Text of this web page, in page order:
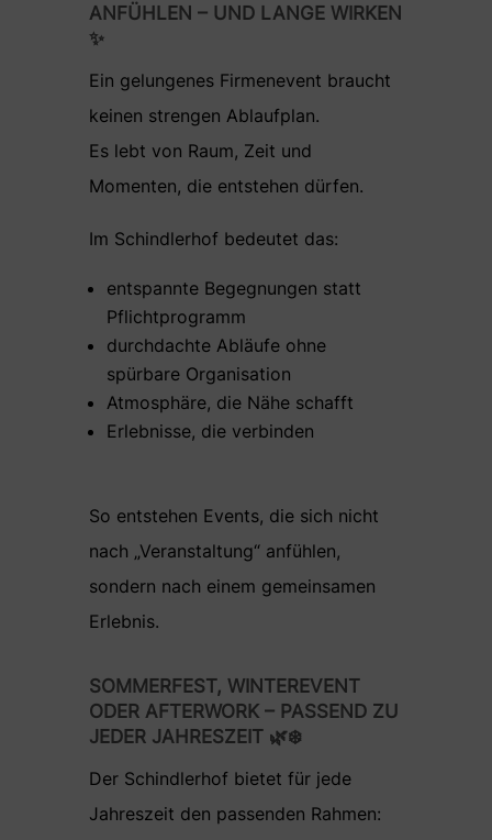
ANFÜHLEN – UND LANGE WIRKEN
✨
Ein gelungenes Firmenevent braucht
keinen strengen Ablaufplan.
Es lebt von Raum, Zeit und
Momenten, die entstehen dürfen.
Im Schindlerhof bedeutet das:
entspannte Begegnungen statt
Pflichtprogramm
durchdachte Abläufe ohne
spürbare Organisation
Atmosphäre, die Nähe schafft
Erlebnisse, die verbinden
So entstehen Events, die sich nicht
nach „Veranstaltung“ anfühlen,
sondern nach einem gemeinsamen
Erlebnis.
SOMMERFEST, WINTEREVENT
ODER AFTERWORK – PASSEND ZU
JEDER JAHRESZEIT 🌿❄️
Der Schindlerhof bietet für jede
Jahreszeit den passenden Rahmen: